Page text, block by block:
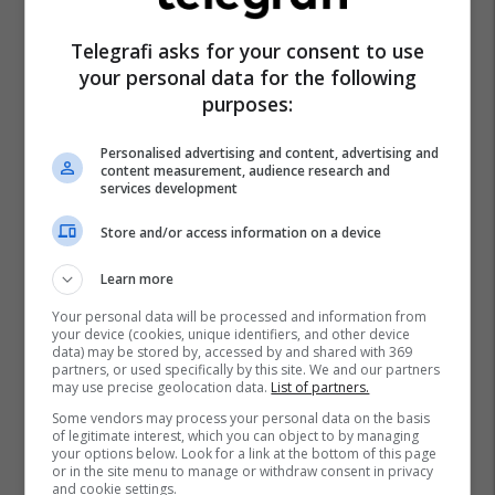
Promo Reklamo këtu
Banesë 98.96m² në shitje në
Lakrishtë – banim modern pranë
qendrës #16060
Pro Real Estate
Telegrafi asks for your consent to use
your personal data for the following
purposes:
Personalised advertising and content, advertising and
content measurement, audience research and
services development
Store and/or access information on a device
Learn more
Your personal data will be processed and information from
your device (cookies, unique identifiers, and other device
data) may be stored by, accessed by and shared with 369
partners, or used specifically by this site. We and our partners
may use precise geolocation data. List of partners.
Some vendors may process your personal data on the basis
of legitimate interest, which you can object to by managing
your options below. Look for a link at the bottom of this page
or in the site menu to manage or withdraw consent in privacy
and cookie settings.